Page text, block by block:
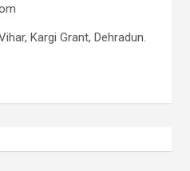
Kargi Grant, Dehradun.